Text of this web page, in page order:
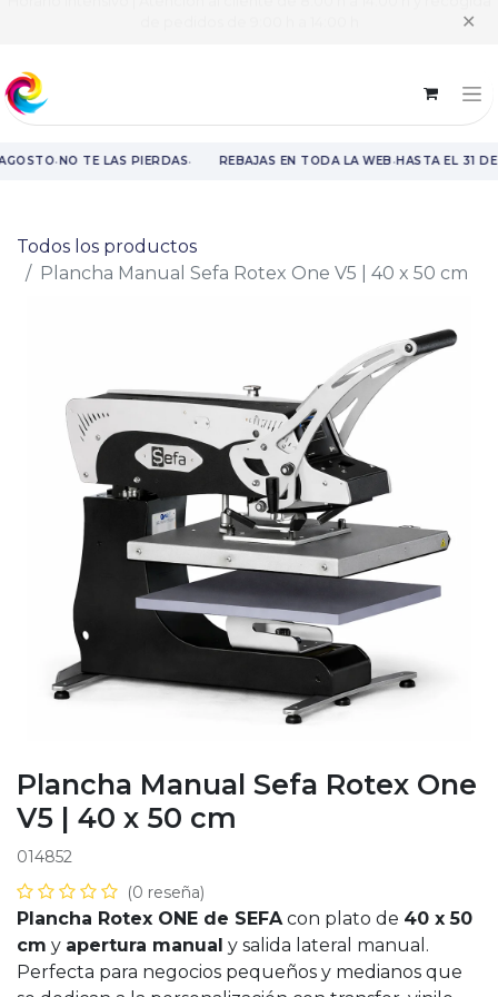
✕
·NO TE LAS PIERDAS· REBAJAS EN TODA LA WEB·HASTA EL 31
Todos los productos
Plancha Manual Sefa Rotex One V5 | 40 x 50 cm
Plancha Manual Sefa Rotex One
V5 | 40 x 50 cm
014852
(0 reseña)
Plancha Rotex ONE de SEFAcon plato de 40 x 50
cm y apertura manual y salida lateral manual.
Perfecta para negocios pequeños y medianos que